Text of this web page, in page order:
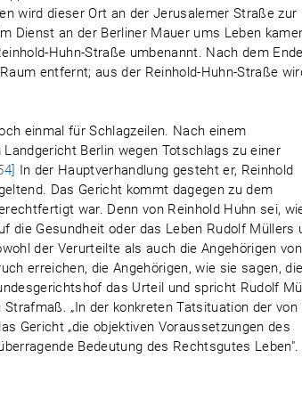
wird dieser Ort an der Jerusalemer Straße zur
Dienst an der Berliner Mauer ums Leben
Huhn-Straße umbenannt. Nach dem Ende
entfernt; aus der Reinhold-Huhn-Straße
einmal für Schlagzeilen. Nach einem
Berlin wegen Totschlags zu einer
In der Hauptverhandlung gesteht er, Reinhold
Das Gericht kommt dagegen zu dem
war. Denn von Reinhold Huhn sei,
die Gesundheit oder das Leben Rudolf Müllers
der Verurteilte als auch die Angehörigen von
erreichen, die Angehörigen, wie sie sagen, die
das Urteil und spricht Rudolf
„In der konkreten Tatsituation der von
Gericht „die objektiven Voraussetzungen des
Bedeutung des Rechtsgutes Leben".